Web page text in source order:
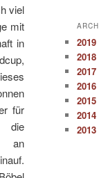
viel
mit
in
für
die
an
2019
2018
2017
2016
2015
2014
2013